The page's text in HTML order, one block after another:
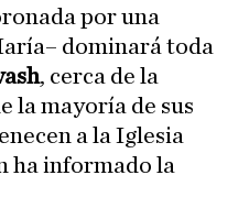
por una
dominará toda
, cerca de la
la mayoría de sus
a la Iglesia
ha informado la